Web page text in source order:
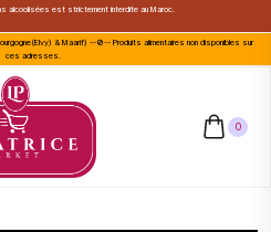
alcoolisées est strictement interdite au Maroc.
& Maarif) --🚫-- Produits alimentaires non disponibles sur
ces adresses.
0